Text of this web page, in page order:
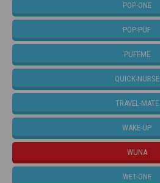
POP-ONE
POP-PUF
PUFFME
QUICK-NURSE
TRAVEL-MATE
WAKE-UP
WUNA
WET-ONE